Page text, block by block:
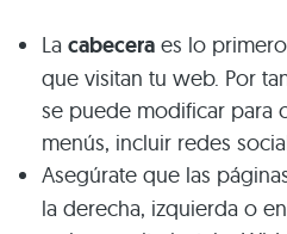
La cabecera es lo
que visitan tu web. Por
se puede modificar para
menús, incluir redes
Asegúrate que las
la derecha, izquierda o